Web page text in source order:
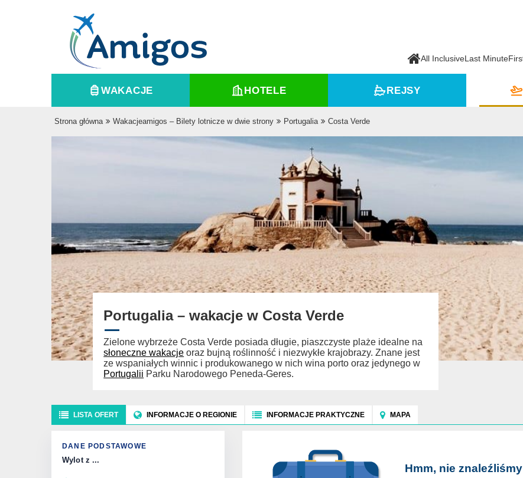
All InclusiveLast Minute
WAKACJE HOTELE REJSY
Strona główna Wakacjeamigos – Bilety lotnicze w dwie strony Portugalia Costa Verde
Portugalia – wakacje w Costa Verde
Zielone wybrzeże Costa Verde posiada długie, piaszczyste plaże idealne na
słoneczne wakacje oraz bujną roślinność i niezwykłe krajobrazy. Znane jest
ze wspaniałych winnic i produkowanego w nich wina porto oraz jedynego w
Portugalii Parku Narodowego Peneda-Geres.
LISTA OFERT INFORMACJE O REGIONIE INFORMACJE PRAKTYCZNE MAPA
DANE PODSTAWOWE
Wylot z ...
Hmm, nie